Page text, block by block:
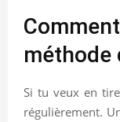
méthode
Si tu veux en
régulièrement.